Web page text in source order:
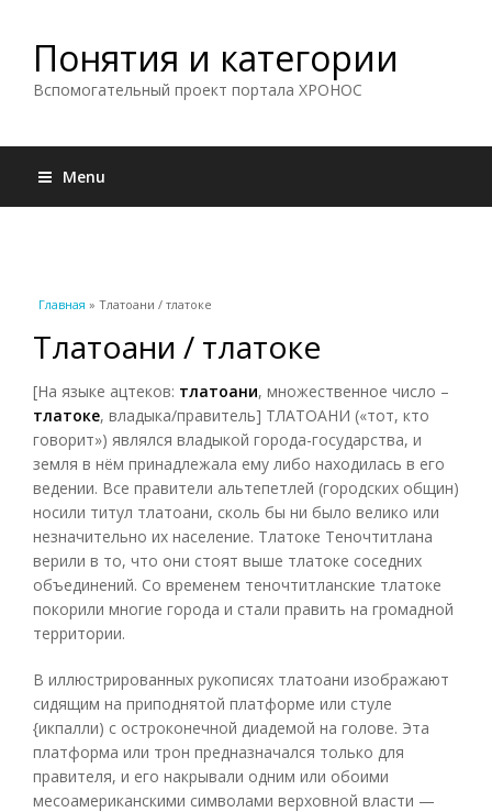
Понятия и категории
Вспомогательный проект портала ХРОНОС
Menu
Вы здесь
Главная » Тлатоани / тлатоке
Тлатоани / тлатоке
[На языке ацтеков: тлатоани, множественное число –
тлатоке, владыка/правитель] ТЛАТОАНИ («тот, кто
говорит») являлся владыкой города-государства, и
земля в нём принадлежала ему либо находилась в его
ведении. Все правители альтепетлей (городских общин)
носили титул тлатоани, сколь бы ни было велико или
незначительно их население. Тлатоке Теночтитлана
верили в то, что они стоят выше тлатоке соседних
объединений. Со временем теночтитланские тлатоке
покорили многие города и стали править на громадной
территории.
В иллюстрированных рукописях тлатоани изображают
сидящим на приподнятой платформе или стуле
{икпалли) с остроконечной диадемой на голове. Эта
платформа или трон предназначался только для
правителя, и его накрывали одним или обоими
месоамериканскими символами верховной власти —